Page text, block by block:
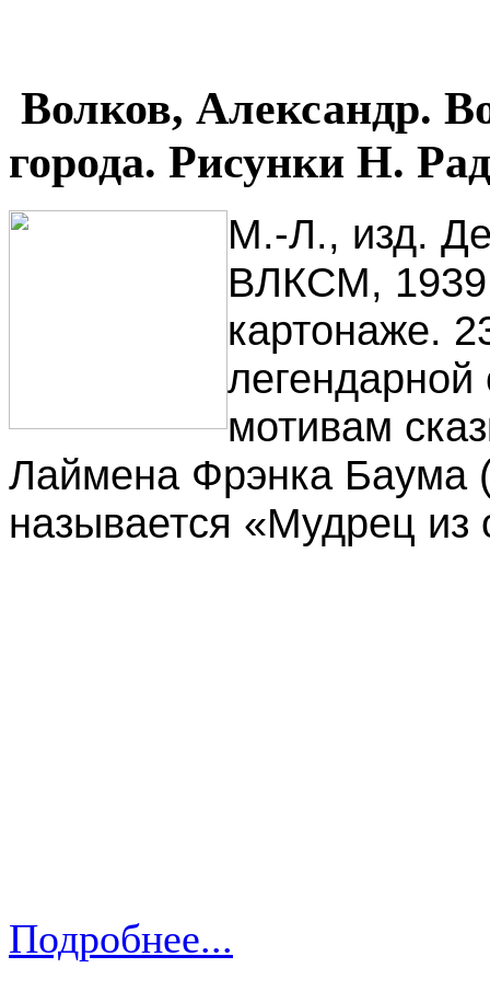
Волков, Александр.
города. Рисунки Н.
М.-Л., изд.
ВЛКСМ,
картонаже.
легендарной
мотивам
Лаймена Фрэнка Баума
называется «Мудрец из
Подробнее...